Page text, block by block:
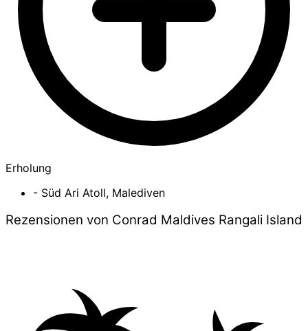
Erholung
- Süd Ari Atoll, Malediven
Rezensionen von Conrad Maldives Rangali Island